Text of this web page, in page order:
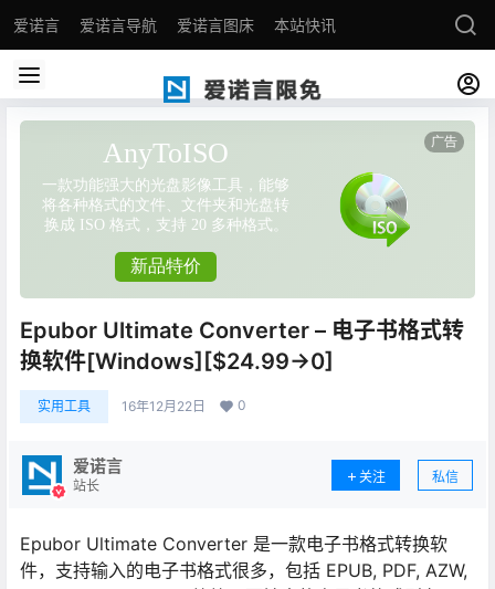
爱诺言 爱诺言导航 爱诺言图床 本站快讯
Epubor Ultimate Converter – 电子书格式转
换软件[Windows][$24.99→0]
实用工具 16年12月22日 0
爱诺言
站长
关注 私信
Epubor Ultimate Converter 是一款电子书格式转换软
件，支持输入的电子书格式很多，包括 EPUB, PDF, AZW,